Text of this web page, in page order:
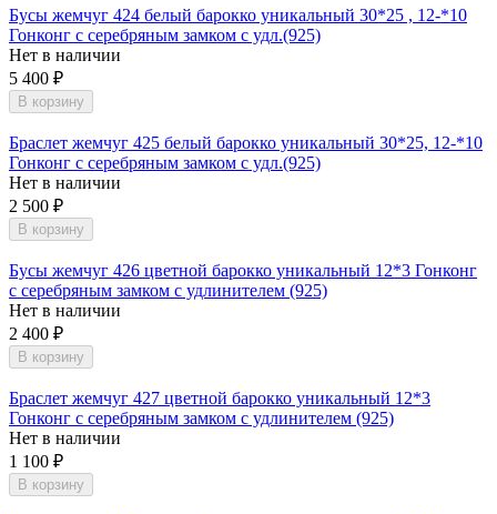
Бусы жемчуг 424 белый барокко уникальный 30*25 , 12-*10
Гонконг с серебряным замком с удл.(925)
Нет в наличии
5 400 ₽
В корзину
Браслет жемчуг 425 белый барокко уникальный 30*25, 12-*10
Гонконг с серебряным замком с удл.(925)
Нет в наличии
2 500 ₽
В корзину
Бусы жемчуг 426 цветной барокко уникальный 12*3 Гонконг
с серебряным замком с удлинителем (925)
Нет в наличии
2 400 ₽
В корзину
Браслет жемчуг 427 цветной барокко уникальный 12*3
Гонконг с серебряным замком с удлинителем (925)
Нет в наличии
1 100 ₽
В корзину